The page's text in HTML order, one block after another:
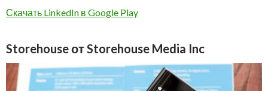
Скачать LinkedIn в Google Play
Storehouse от Storehouse Media Inc